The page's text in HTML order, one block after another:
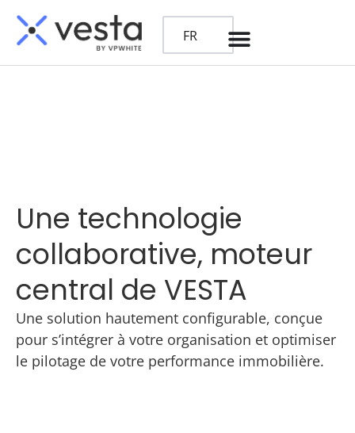
FR
Une technologie
collaborative, moteur
central de VESTA
Une solution hautement configurable, conçue
pour s’intégrer à votre organisation et optimiser
le pilotage de votre performance immobilière.